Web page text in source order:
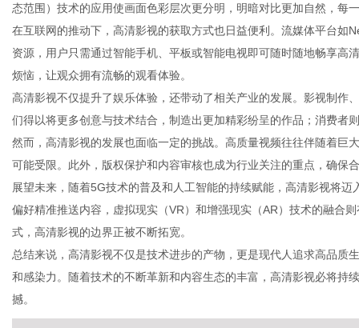
态范围）技术的应用使画面色彩层次更分明，明暗对比更加自然，每
在互联网的推动下，高清影视的获取方式也日益便利。流媒体平台如
资源，用户只需通过智能手机、平板或智能电视即可随时随地畅享高
烦恼，让观众拥有流畅的观看体验。
高清影视不仅提升了娱乐体验，还带动了相关产业的发展。影视制作
们得以将更多创意与技术结合，制造出更加精彩纷呈的作品；消费者
然而，高清影视的发展也面临一定的挑战。高质量视频往往伴随着巨
可能受限。此外，版权保护和内容审核也成为行业关注的重点，确保
展望未来，随着5G技术的普及和人工智能的持续赋能，高清影视将
偏好精准推送内容，虚拟现实（VR）和增强现实（AR）技术的融合
式，高清影视的边界正被不断拓宽。
总结来说，高清影视不仅是技术进步的产物，更是现代人追求高品质
和感染力。随着技术的不断革新和内容生态的丰富，高清影视必将持
撼。